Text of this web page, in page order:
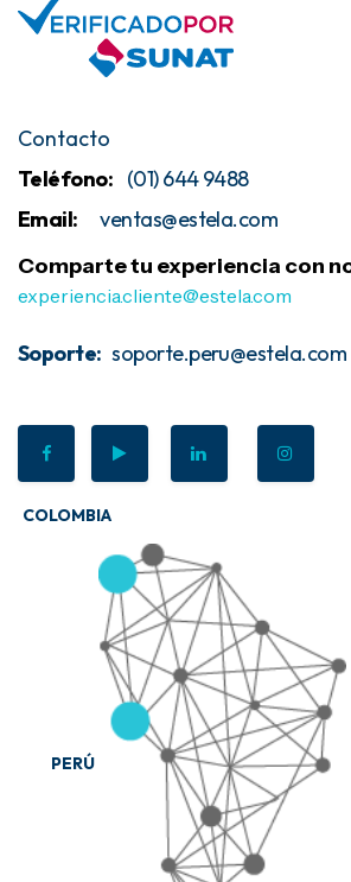
Contacto
Teléfono: (01) 644 9488
Email:
ventas@estela.com
Comparte tu experiencia con
experiencia.cliente@estela.com
Soporte: soporte.peru@estela.com
COLOMBIA
PERÚ